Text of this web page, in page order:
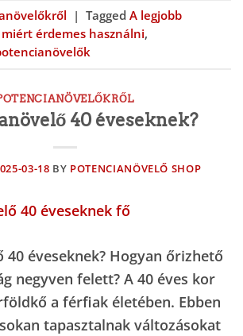
| Tagged A legjobb
miért érdemes használni,
40 éveseknek?
03-18 BY POTENCIANÖVELŐ SHOP
40 éveseknek? Hogyan őrizhető
negyven felett? A 40 éves kor
a férfiak életében. Ebben
tapasztalnak változásokat